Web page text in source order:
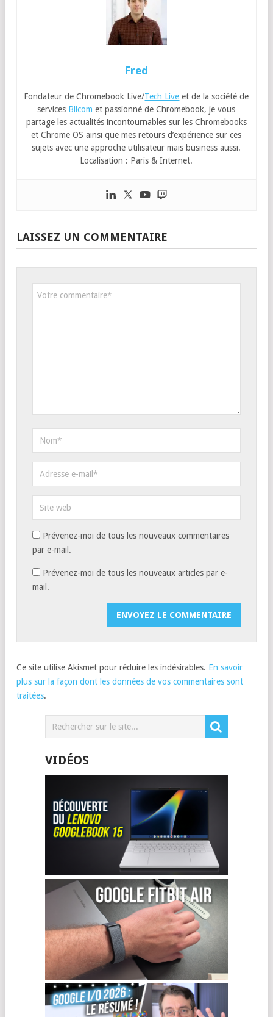
Fred
Fondateur de Chromebook Live/Tech Live et de la société de
services Blicom et passionné de Chromebook, je vous
partage les actualités incontournables sur les Chromebooks
et Chrome OS ainsi que mes retours d’expérience sur ces
sujets avec une approche utilisateur mais business aussi.
Localisation : Paris & Internet.
LAISSEZ UN COMMENTAIRE
Prévenez-moi de tous les nouveaux commentaires
par e-mail.
Prévenez-moi de tous les nouveaux articles par e-
mail.
Ce site utilise Akismet pour réduire les indésirables. En savoir
plus sur la façon dont les données de vos commentaires sont
traitées.
VIDÉOS